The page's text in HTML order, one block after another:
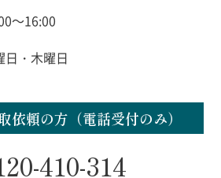
～16:00
日・木曜日
依頼の方（電話受付のみ）
410-314